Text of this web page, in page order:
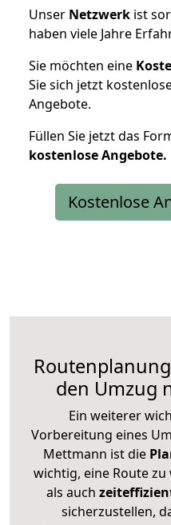
Unser Netzwerk ist
haben viele Jahre
Sie möchten eine
Sie sich jetzt
Angebote.
Füllen Sie jetzt das
kostenloseAngebote.
Kostenlose
den Umzug
Ein weiterer
Vorbereitung eines
Mettmann ist die
wichtig, eine Route
als auch
sicherzustellen,